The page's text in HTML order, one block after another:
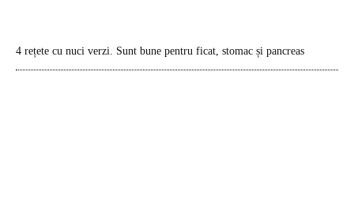
4 rețete cu nuci verzi. Sunt bune pentru ficat, stomac și pancreas